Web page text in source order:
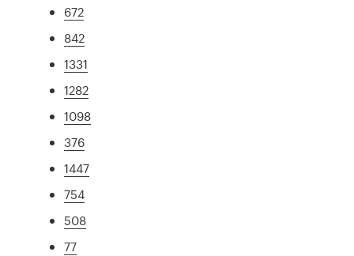
672
842
1331
1282
1098
376
1447
754
508
77